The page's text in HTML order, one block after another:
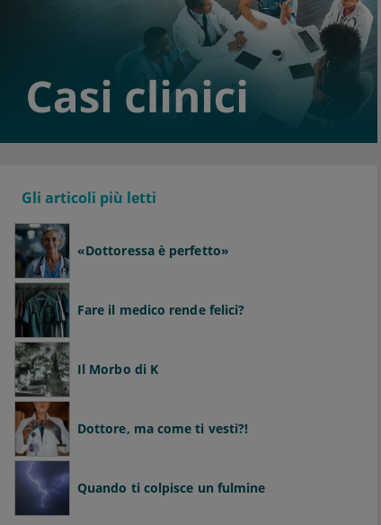
Gli articoli più letti
«Dottoressa è perfetto»
Fare il medico rende felici?
Il Morbo di K
Dottore, ma come ti vesti?!
Quando ti colpisce un fulmine